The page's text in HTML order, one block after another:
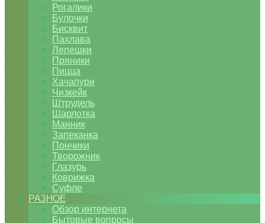
Рогалики
Булочки
Бисквит
Пахлава
Лепешки
Пряники
Пицца
Хачапури
Чизкейк
Штрудель
Шарлотка
Манник
Запеканка
Пончики
Творожник
Глазурь
Коврижка
Суфле
РАЗНОЕ
Обзор интернета
Бытовые вопросы